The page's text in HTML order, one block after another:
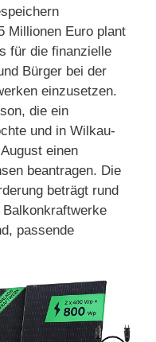
Millionen Euro plant
für die finanzielle
Bürger bei der
einzusetzen.
die ein
und in Wilkau-
einen
beantragen. Die
beträgt rund
passende